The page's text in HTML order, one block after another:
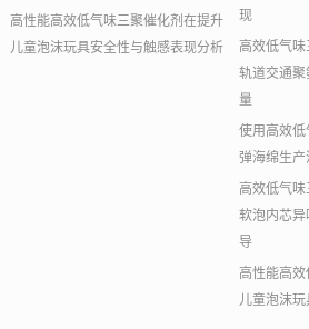
高性能高效低气味三聚催化剂在提升
儿童泡沫玩具安全性与触感表现分析
现
高效低气
轨道交通
量
使用高效低
弹海绵生产
高效低气
软泡内芯
导
高性能高
儿童泡沫